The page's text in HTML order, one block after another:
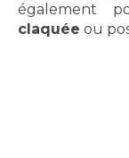
également
claquée ou